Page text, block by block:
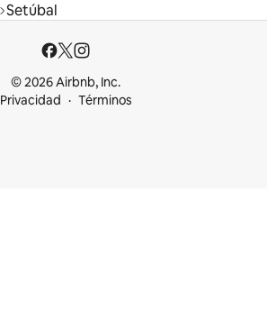
Setúbal
© 2026 Airbnb, Inc.
Privacidad
Términos